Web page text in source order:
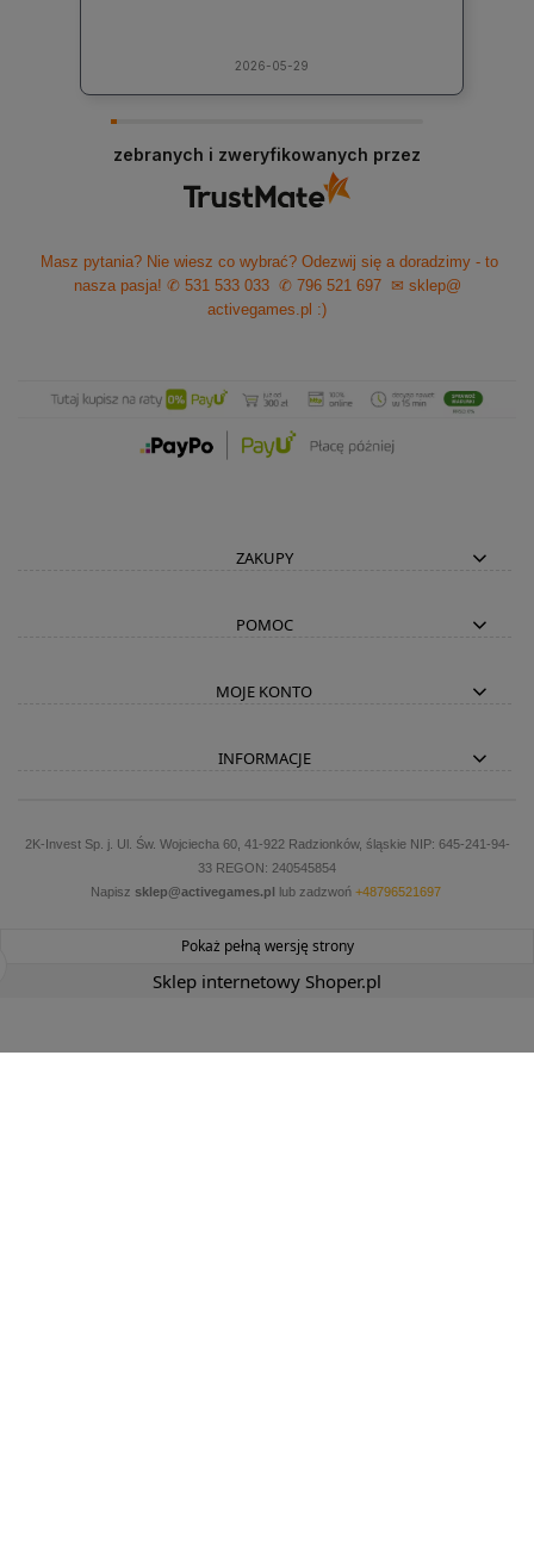
2026-05-29
zebranych i zweryfikowanych przez
Masz pytania? Nie wiesz co wybrać? Odezwij się a doradzimy - to
nasza pasja! ✆ 531 533 033 ✆ 796 521 697
✉ sklep@
activegames.pl :)
ZAKUPY
POMOC
MOJE KONTO
INFORMACJE
2K-Invest Sp. j. Ul. Św. Wojciecha 60, 41-922 Radzionków, śląskie NIP: 645-241-94-
33 REGON: 240545854
Napisz sklep@activegames.pl lub zadzwoń +48796521697
Pokaż pełną wersję strony
Sklep internetowy Shoper.pl